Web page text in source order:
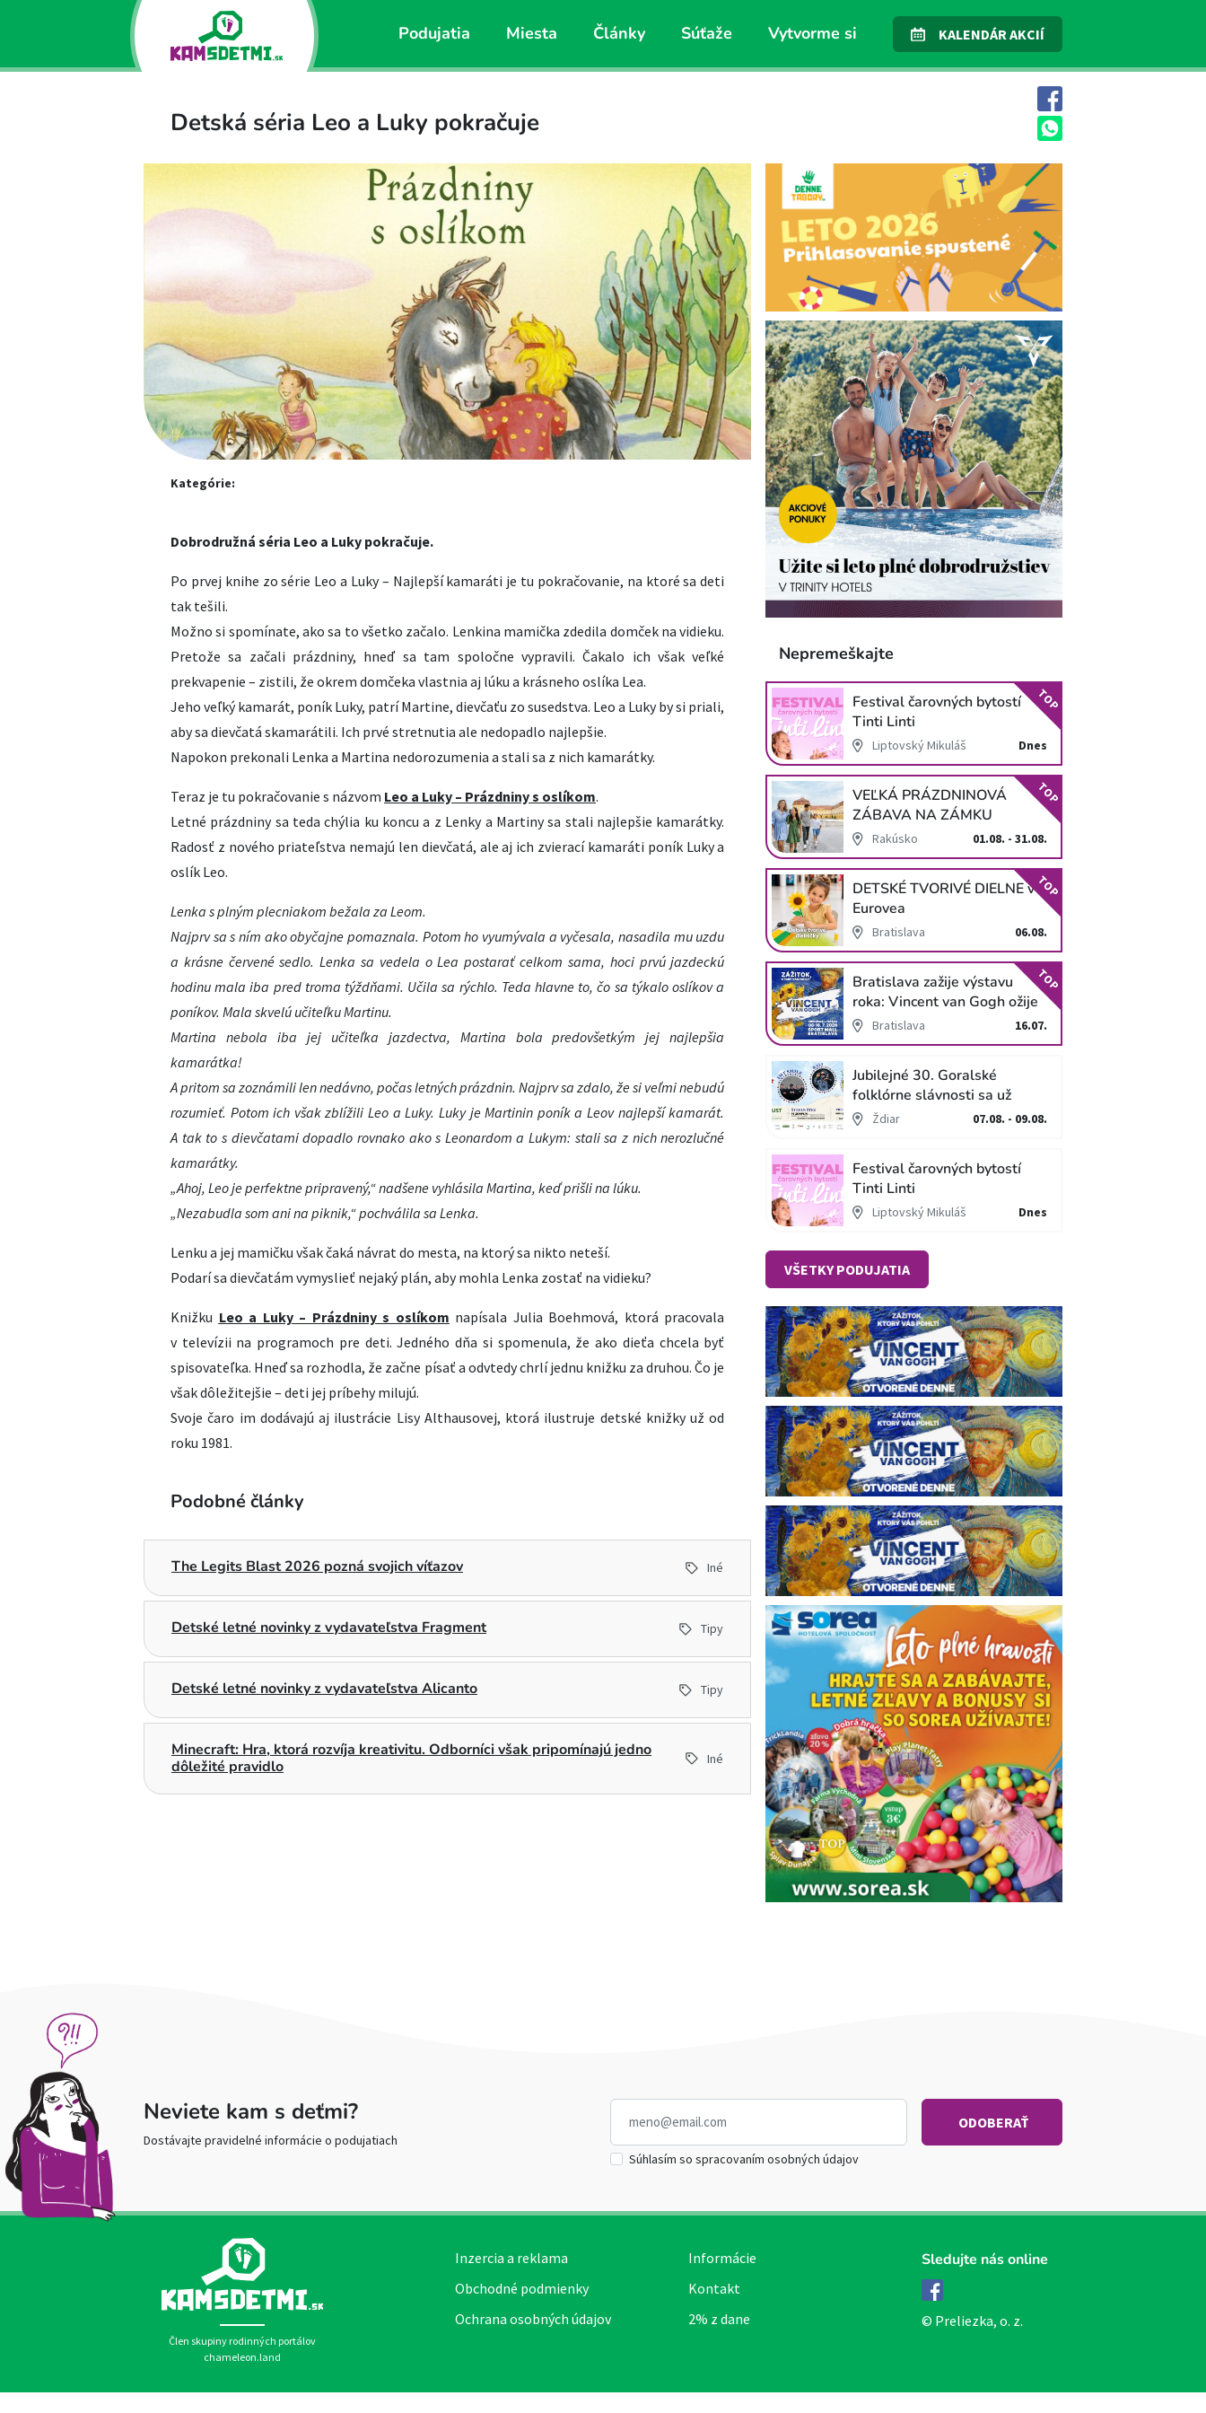
Podujatia Miesta Články Súťaže Vytvorme si KALENDÁR AKCIÍ
Detská séria Leo a Luky pokračuje
Kategórie:
Dobrodružná séria Leo a Luky pokračuje.
Po prvej knihe zo série Leo a Luky – Najlepší kamaráti je tu pokračovanie, na ktoré sa deti
tak tešili.
Možno si spomínate, ako sa to všetko začalo. Lenkina mamička zdedila domček na vidieku.
Pretože sa začali prázdniny, hneď sa tam spoločne vypravili. Čakalo ich však veľké
prekvapenie – zistili, že okrem domčeka vlastnia aj lúku a krásneho oslíka Lea.
Jeho veľký kamarát, poník Luky, patrí Martine, dievčaťu zo susedstva. Leo a Luky by si priali,
aby sa dievčatá skamarátili. Ich prvé stretnutia ale nedopadlo najlepšie.
Napokon prekonali Lenka a Martina nedorozumenia a stali sa z nich kamarátky.
Teraz je tu pokračovanie s názvom Leo a Luky – Prázdniny s oslíkom.
Letné prázdniny sa teda chýlia ku koncu a z Lenky a Martiny sa stali najlepšie kamarátky.
Radosť z nového priateľstva nemajú len dievčatá, ale aj ich zvierací kamaráti poník Luky a
oslík Leo.
Lenka s plným plecniakom bežala za Leom.
Najprv sa s ním ako obyčajne pomaznala. Potom ho vyumývala a vyčesala, nasadila mu uzdu
a krásne červené sedlo. Lenka sa vedela o Lea postarať celkom sama, hoci prvú jazdeckú
hodinu mala iba pred troma týždňami. Učila sa rýchlo. Teda hlavne to, čo sa týkalo oslíkov a
poníkov. Mala skvelú učiteľku Martinu.
Martina nebola iba jej učiteľka jazdectva, Martina bola predovšetkým jej najlepšia
kamarátka!
A pritom sa zoznámili len nedávno, počas letných prázdnin. Najprv sa zdalo, že si veľmi nebudú
rozumieť. Potom ich však zblížili Leo a Luky. Luky je Martinin poník a Leov najlepší kamarát.
A tak to s dievčatami dopadlo rovnako ako s Leonardom a Lukym: stali sa z nich nerozlučné
kamarátky.
„Ahoj, Leo je perfektne pripravený,“ nadšene vyhlásila Martina, keď prišli na lúku.
„Nezabudla som ani na piknik,“ pochválila sa Lenka.
Lenku a jej mamičku však čaká návrat do mesta, na ktorý sa nikto neteší.
Podarí sa dievčatám vymyslieť nejaký plán, aby mohla Lenka zostať na vidieku?
Knižku Leo a Luky – Prázdniny s oslíkom napísala Julia Boehmová, ktorá pracovala
v televízii na programoch pre deti. Jedného dňa si spomenula, že ako dieťa chcela byť
spisovateľka. Hneď sa rozhodla, že začne písať a odvtedy chrlí jednu knižku za druhou. Čo je
však dôležitejšie – deti jej príbehy milujú.
Svoje čaro im dodávajú aj ilustrácie Lisy Althausovej, ktorá ilustruje detské knižky už od
roku 1981.
Podobné články
The Legits Blast 2026 pozná svojich víťazov Iné
Detské letné novinky z vydavateľstva Fragment Tipy
Detské letné novinky z vydavateľstva Alicanto Tipy
Minecraft: Hra, ktorá rozvíja kreativitu. Odborníci však pripomínajú jedno
dôležité pravidlo
Iné
Nepremeškajte
Festival čarovných bytostí
Tinti Linti
Liptovský Mikuláš Dnes
TOP
VEĽKÁ PRÁZDNINOVÁ
ZÁBAVA NA ZÁMKU
SCHLOSS HOF
Rakúsko 01.08. - 31.08.
TOP
DETSKÉ TVORIVÉ DIELNE v
Eurovea
Bratislava 06.08.
TOP
Bratislava zažije výstavu
roka: Vincent van Gogh ožije
v unikátnej imerzívnej šou!
Bratislava 16.07.
TOP
Jubilejné 30. Goralské
folklórne slávnosti sa už
blížiaŽdiar 07.08. - 09.08.
Festival čarovných bytostí
Tinti Linti
Liptovský Mikuláš Dnes
VŠETKY PODUJATIA
Neviete kam s deťmi?
Dostávajte pravidelné informácie o podujatiach
Súhlasím so spracovaním osobných údajov
Člen skupiny rodinných portálov
chameleon.land
Inzercia a reklama
Obchodné podmienky
Ochrana osobných údajov
Informácie
Kontakt
2% z dane
Sledujte nás online
© Preliezka, o. z.